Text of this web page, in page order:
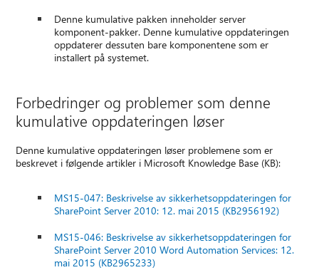
Denne kumulative pakken inneholder server
komponent-pakker. Denne kumulative oppdateringen
oppdaterer dessuten bare komponentene som er
installert på systemet.
Forbedringer og problemer som denne
kumulative oppdateringen løser
Denne kumulative oppdateringen løser problemene som er
beskrevet i følgende artikler i Microsoft Knowledge Base (KB):
MS15-047: Beskrivelse av sikkerhetsoppdateringen for
SharePoint Server 2010: 12. mai 2015 (KB2956192)
MS15-046: Beskrivelse av sikkerhetsoppdateringen for
SharePoint Server 2010 Word Automation Services: 12.
mai 2015 (KB2965233)